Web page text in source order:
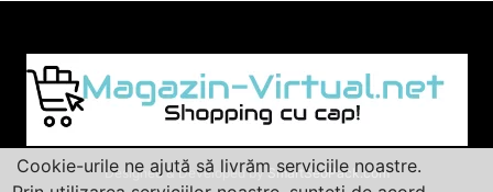
Designed & Developed by SmartSeoPack.com
Cookie-urile ne ajută să livrăm serviciile noastre.